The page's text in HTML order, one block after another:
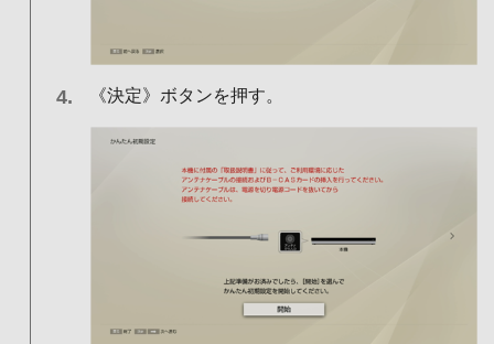
《決定》ボタンを押す。